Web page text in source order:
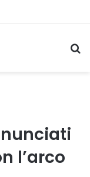
l’arco